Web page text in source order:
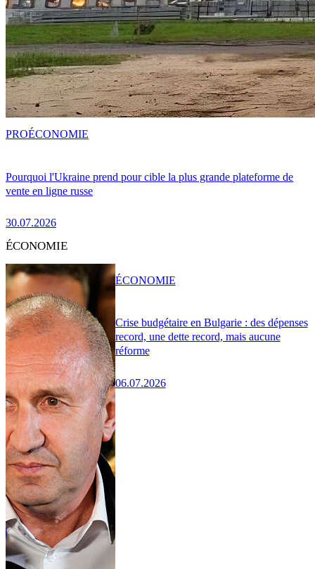
Pourquoi l'Ukraine prend pour cible la plus grande plateforme de
vente en ligne russe
30.07.2026
PROÉCONOMIE
ÉCONOMIE
Crise budgétaire en Bulgarie : des dépenses
record, une dette record, mais aucune
réforme
06.07.2026
ÉCONOMIE